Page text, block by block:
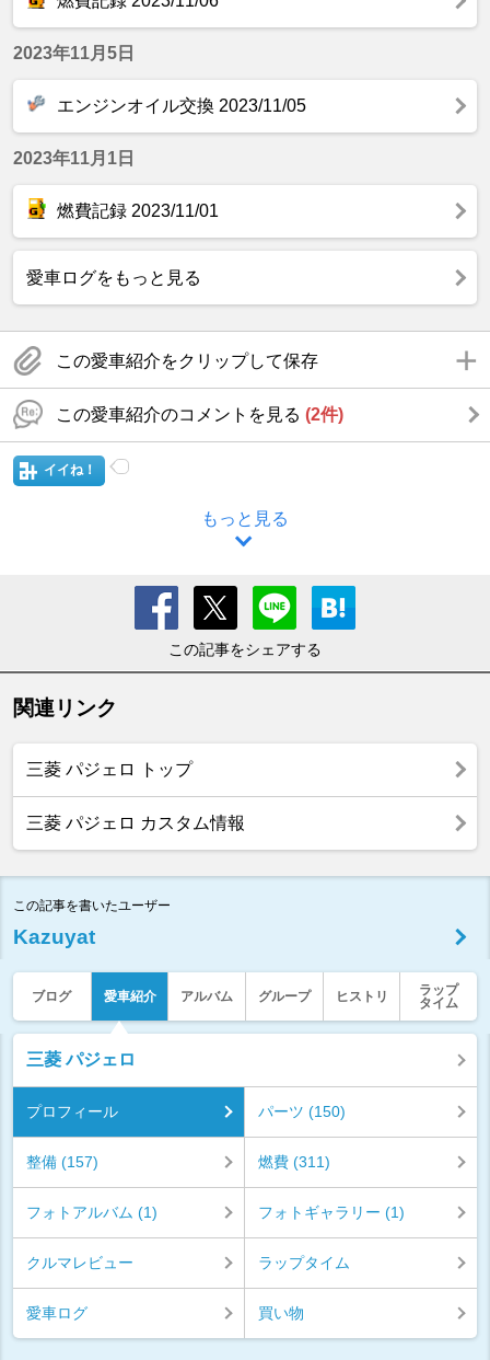
2023年11月5日
エンジンオイル交換 2023/11/05
2023年11月1日
燃費記録 2023/11/01
愛車ログをもっと見る
この愛車紹介をクリップして保存
この愛車紹介のコメントを見る (2件)
イイね！
もっと見る
この記事をシェアする
関連リンク
三菱 パジェロ トップ
三菱 パジェロ カスタム情報
この記事を書いたユーザー
Kazuyat
ブログ 愛車紹介 アルバム グループ ヒストリ
ラップ
タイム
三菱 パジェロ
プロフィール パーツ (150)
整備 (157) 燃費 (311)
フォトアルバム (1) フォトギャラリー (1)
クルマレビュー ラップタイム
愛車ログ 買い物